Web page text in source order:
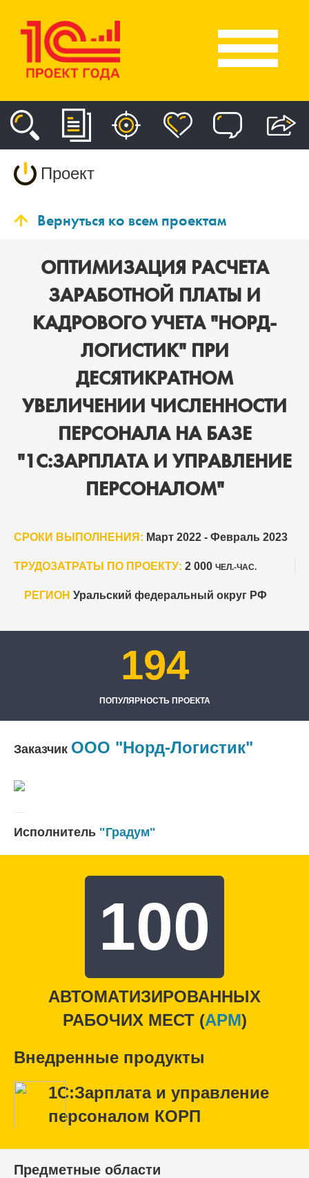
Проект
Вернуться ко всем проектам
ОПТИМИЗАЦИЯ РАСЧЕТА
ЗАРАБОТНОЙ ПЛАТЫ И
КАДРОВОГО УЧЕТА "НОРД-
ЛОГИСТИК" ПРИ
ДЕСЯТИКРАТНОМ
УВЕЛИЧЕНИИ ЧИСЛЕННОСТИ
ПЕРСОНАЛА НА БАЗЕ
"1С:ЗАРПЛАТА И УПРАВЛЕНИЕ
ПЕРСОНАЛОМ"
СРОКИ ВЫПОЛНЕНИЯ: Март 2022 - Февраль 2023
ТРУДОЗАТРАТЫ ПО ПРОЕКТУ: 2 000 ЧЕЛ.-ЧАС.
РЕГИОН Уральский федеральный округ РФ
194
ПОПУЛЯРНОСТЬ ПРОЕКТА
Заказчик ООО "Норд-Логистик"
Исполнитель "Градум"
100
АВТОМАТИЗИРОВАННЫХ
РАБОЧИХ МЕСТ (APM)
Внедренные продукты
1С:Зарплата и управление
персоналом КОРП
Предметные области